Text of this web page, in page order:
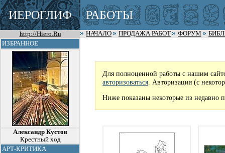
ИЕРОГЛИФ РАБОТЫ
http://Hiero.Ru НАЧАЛО ПРОДАЖА РАБОТ ФОРУМ
ИЗБРАННОЕ
Александр Кустов
Крестный ход
АРТ-КРИТИКА
Для полноценной работы с нашим
авторизоваться . Авторизация (с
Ниже показаны некоторые из недавно